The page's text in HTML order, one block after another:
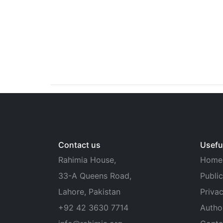
Contact us
Rahimia House,
33-A Queens Road,
Lahore, Pakistan
+92 42 3630 7714
Home